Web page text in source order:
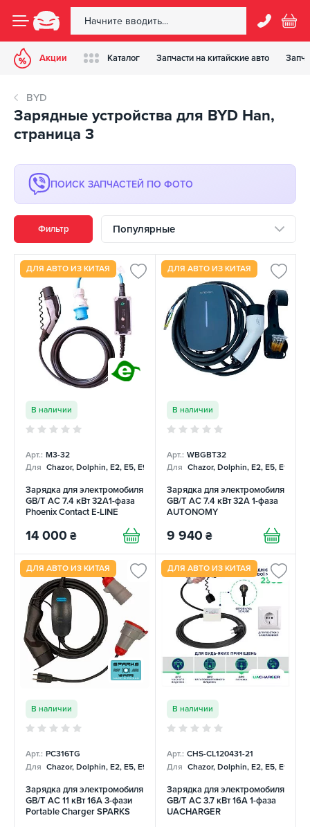
Акции Каталог Запчасти на китайские авто
BYD
Зарядные устройства для BYD Han,
страница 3
ПОИСК ЗАПЧАСТЕЙ ПО ФОТО
Фильтр Популярные
ДЛЯ АВТО ИЗ КИТАЯ
В наличии
Арт.: М3-32
Для Chazor, Dolphin, E2, E5, E9, Mercedes
Зарядка для электромобиля
GB/T AC 7.4 кВт 32A1-фаза
Phoenix Contact E-LINE
14 000 ₴
ДЛЯ АВТО ИЗ КИТАЯ
В наличии
Арт.: WBGBT32
Для Chazor, Dolphin, E2, E5, E9,
Зарядка для электромобиля
GB/T AC 7.4 кВт 32А 1-фаза
AUTONOMY
9 940 ₴
ДЛЯ АВТО ИЗ КИТАЯ
В наличии
Арт.: PC316TG
Для Chazor, Dolphin, E2, E5, E9, Mercedes
Зарядка для электромобиля
GB/T AC 11 кВт 16A 3-фази
Portable Charger SPARKS
ДЛЯ АВТО ИЗ КИТАЯ
В наличии
Арт.: CHS-CL120431-21
Для Chazor, Dolphin, E2, E5, E9,
Зарядка для электромобиля
GB/T AC 3.7 кВт 16А 1-фаза
UACHARGER